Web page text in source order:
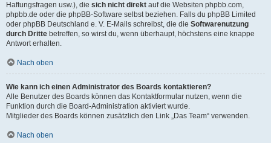
Haftungsfragen usw.), die sich nicht direkt auf die Websiten phpbb.com,
phpbb.de oder die phpBB-Software selbst beziehen. Falls du phpBB Limited
oder phpBB Deutschland e. V. E-Mails schreibst, die die Softwarenutzung
durch Dritte betreffen, so wirst du, wenn überhaupt, höchstens eine knappe
Antwort erhalten.
Nach oben
Wie kann ich einen Administrator des Boards kontaktieren?
Alle Benutzer des Boards können das Kontaktformular nutzen, wenn die
Funktion durch die Board-Administration aktiviert wurde.
Mitglieder des Boards können zusätzlich den Link „Das Team“ verwenden.
Nach oben